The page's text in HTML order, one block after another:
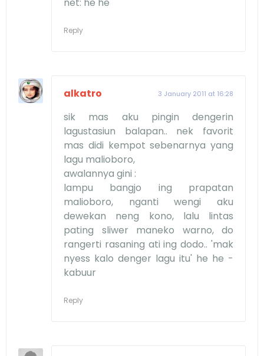
net: he he
Reply
alkatro 3 January 2011 at 16:28
sik mas aku pingin dengerin
lagustasiun balapan.. nek favorit
mas didi kempot sebenarnya yang
lagu malioboro,
awalannya gini :
lampu bangjo ing prapatan
malioboro, nganti wengi aku
dewekan neng kono, lalu lintas
pating sliwer maneko warno, do
rangerti rasaning ati ing dodo.. 'mak
nyess kalo denger lagu itu' he he -
kabuur
Reply